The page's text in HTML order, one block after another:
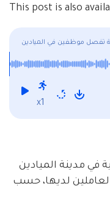
This post is also
تفصل موظفين في الميادين
x1
في مدينة الميادين
لديها، حسب